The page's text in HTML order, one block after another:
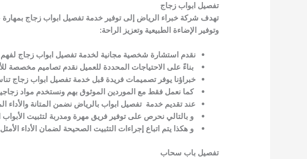
تفصيل ابواب زجاج
تهدف شركة خبراء الرياض إلى توفير خدمة تفصيل ابواب زجاج بمهارة
وتوفير الإضاءة الطبيعية وتعزيز الراحة:
نقدم استشارة شخصية مجانية لخدمة تفصيل ابواب زجاج لفهم
بناءً على الاحتياجات المحددة للعميل نقدم تصاميم مخصصة
خبراؤنا يوفر تصميمات فريدة قبل خدمة تفصيل ابواب زجاج
كما نعمل فقط مع الموردين الموثوق بهم ونستخدم مواد
عند تقديم خدمة تفصيل ابواب بالرياض نضمن المتانة والأداء
و بالتالي نحرص على توفير فريق مهرة ومدربة لتثبيت الأبواب
و هكذا يتم اتباع إجراءات التثبيت الصحيحة لضمان الأداء
تفصيل باب سحاب